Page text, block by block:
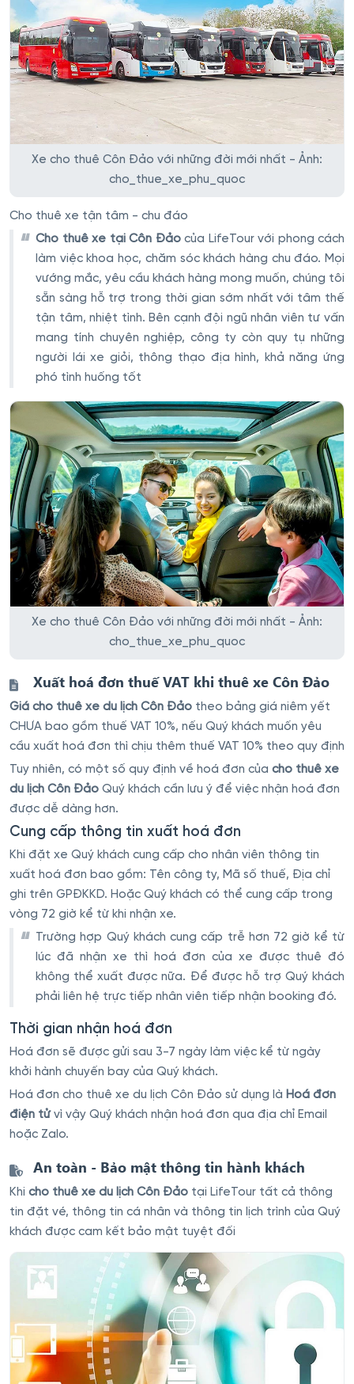
Xe cho thuê Côn Đảo với những đời mới nhất - Ảnh:
cho_thue_xe_phu_quoc
Cho thuê xe tận tâm - chu đáo
Cho thuê xe tại Côn Đảocủa LifeTour với phong cách
làm việc khoa học, chăm sóc khách hàng chu đáo. Mọi
vướng mắc, yêu cầu khách hàng mong muốn, chúng tôi
sẵn sàng hỗ trợ trong thời gian sớm nhất với tâm thế
tận tâm, nhiệt tình. Bên cạnh đội ngũ nhân viên tư vấn
mang tính chuyên nghiệp, công ty còn quy tụ những
người lái xe giỏi, thông thạo địa hình, khả năng ứng
phó tình huống tốt
Xe cho thuê Côn Đảo với những đời mới nhất - Ảnh:
cho_thue_xe_phu_quoc
Xuất hoá đơn thuế VAT khi thuê xe Côn Đảo
Giá cho thuê xe du lịch Côn Đảo theo bảng giá niêm yết
CHƯA bao gồm thuế VAT 10%, nếu Quý khách muốn yêu
cầu xuất hoá đơn thì chịu thêm thuế VAT 10% theo quy định
Tuy nhiên, có một số quy định về hoá đơn của cho thuê xe
du lịch Côn Đảo Quý khách cần lưu ý để việc nhận hoá đơn
được dễ dàng hơn.
Cung cấp thông tin xuất hoá đơn
Khi đặt xe Quý khách cung cấp cho nhân viên thông tin
xuất hoá đơn bao gồm: Tên công ty, Mã số thuế, Địa chỉ
ghi trên GPĐKKD. Hoặc Quý khách có thể cung cấp trong
vòng 72 giờ kể từ khi nhận xe.
Trường hợp Quý khách cung cấp trễ hơn 72 giờ kể từ
lúc đã nhận xe thì hoá đơn của xe được thuê đó
không thể xuất được nữa. Để được hỗ trợ Quý khách
phải liên hệ trực tiếp nhân viên tiếp nhận booking đó.
Thời gian nhận hoá đơn
Hoá đơn sẽ được gửi sau 3-7 ngày làm việc kể từ ngày
khởi hành chuyến bay của Quý khách.
Hoá đơn cho thuê xe du lịch Côn Đảo sử dụng là Hoá đơn
điện tửvì vậy Quý khách nhận hoá đơn qua địa chỉ Email
hoặc Zalo.
An toàn - Bảo mật thông tin hành khách
Khi cho thuê xe du lịch Côn Đảo tại LifeTour tất cả thông
tin đặt vé, thông tin cá nhân và thông tin lịch trình của Quý
khách được cam kết bảo mật tuyệt đối